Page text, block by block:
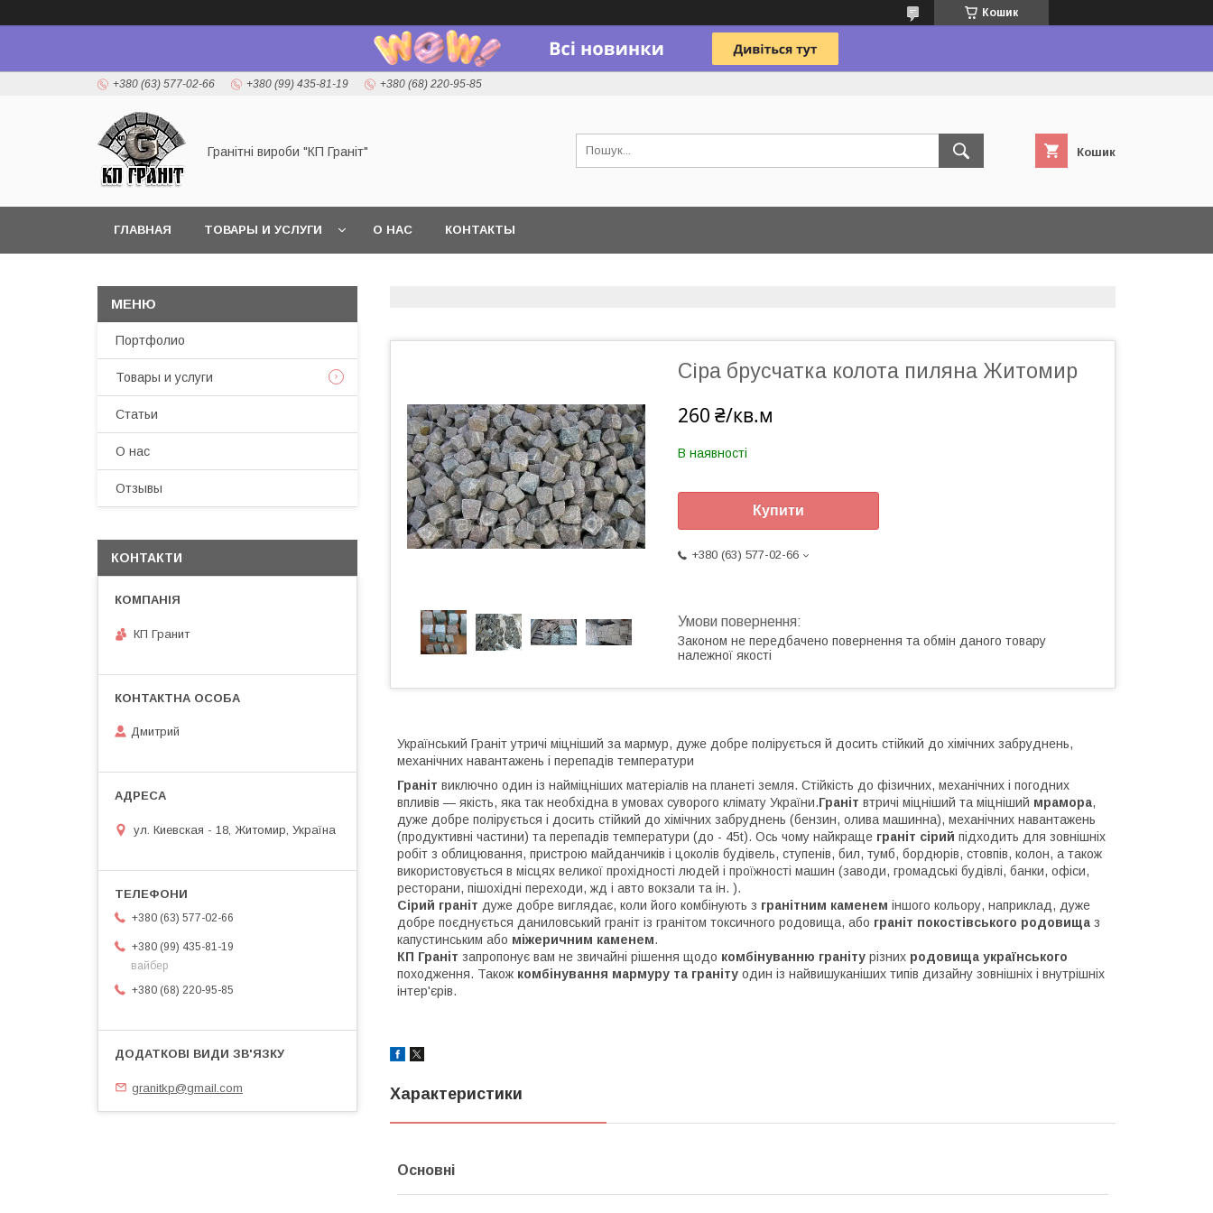
Кошик
+380 (63) 577-02-66 +380 (99) 435-81-19 +380 (68) 220-95-85
Гранітні вироби "КП Граніт" Кошик
ГЛАВНАЯ ТОВАРЫ И УСЛУГИ О НАС КОНТАКТЫ
Сіра брусчатка колота пиляна Житомир
260 ₴/кв.м
В наявності
Купити
+380 (63) 577-02-66
Законом не передбачено повернення та обмін даного товару
належної якості
Український Граніт утричі міцніший за мармур, дуже добре полірується й досить стійкий до хімічних забруднень,
механічних навантажень і перепадів температури
Граніт виключно один із найміцніших матеріалів на планеті земля. Стійкість до фізичних, механічних і погодних
впливів — якість, яка так необхідна в умовах суворого клімату України.Граніт втричі міцніший та міцніший мрамора,
дуже добре полірується і досить стійкий до хімічних забруднень (бензин, олива машинна), механічних навантажень
(продуктивні частини) та перепадів температури (до - 45t). Ось чому найкраще граніт сірий підходить для зовнішніх
робіт з облицювання, пристрою майданчиків і цоколів будівель, ступенів, бил, тумб, бордюрів, стовпів, колон, а також
використовується в місцях великої прохідності людей і проїжності машин (заводи, громадські будівлі, банки, офіси,
ресторани, пішохідні переходи, жд і авто вокзали та ін. ).
Сірий граніт дуже добре виглядає, коли його комбінують з гранітним каменем іншого кольору, наприклад, дуже
добре поєднується даниловський граніт із гранітом токсичного родовища, або граніт покостівського родовища з
капустинським або міжеричним каменем.
КП Граніт запропонує вам не звичайні рішення щодо комбінуванню граніту різних родовища українського
походження. Також комбінування мармуру та граніту один із найвишуканіших типів дизайну зовнішніх і внутрішніх
інтер'єрів.
Характеристики
Основні
Портфолио
Товары и услуги
Статьи
О нас
Отзывы
КОНТАКТИ
КП Гранит
Дмитрий
ул. Киевская - 18, Житомир, Україна
+380 (63) 577-02-66
+380 (99) 435-81-19
вайбер
+380 (68) 220-95-85
granitkp@gmail.com